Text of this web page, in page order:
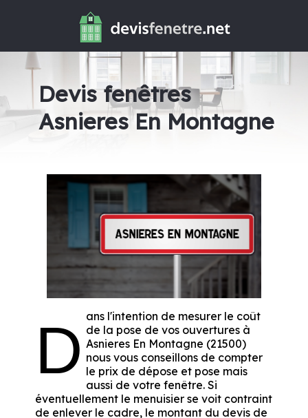
Devis fenêtres
Asnieres En Montagne
D ans l'intention de mesurer le coût
de la pose de vos ouvertures à
Asnieres En Montagne (21500)
nous vous conseillons de compter
le prix de dépose et pose mais
aussi de votre fenêtre. Si
éventuellement le menuisier se voit contraint
de enlever le cadre, le montant du devis de